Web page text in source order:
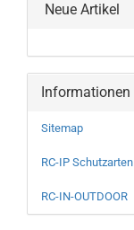
Neue Artikel
Informationen
Sitemap
RC-IP Schutzarten
RC-IN-OUTDOOR